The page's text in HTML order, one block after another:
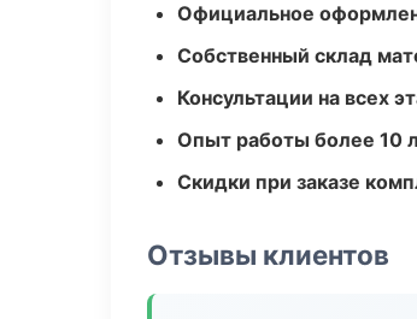
Официальное
Собственный склад
Консультации на всех
Опыт работы более 10
Скидки при заказе
Отзывы клиентов